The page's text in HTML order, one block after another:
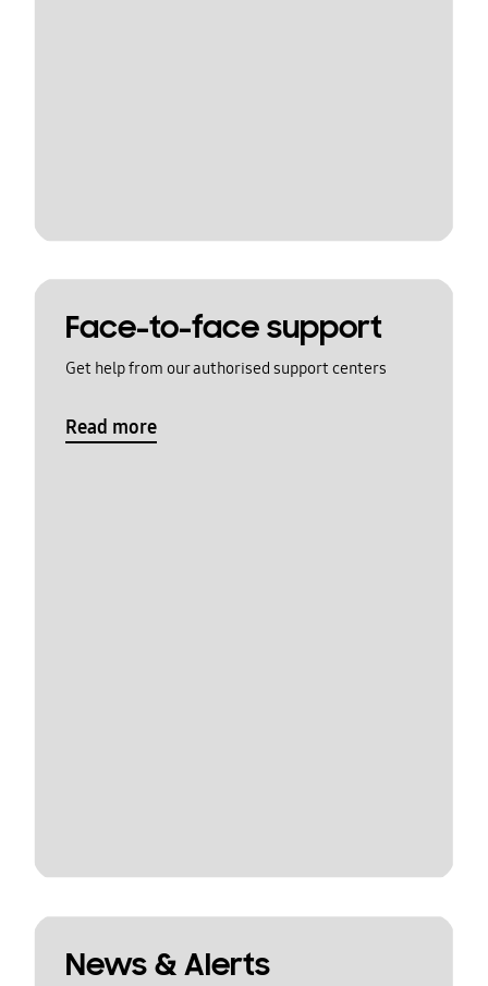
Face-to-face support
Get help from our authorised support centers
Read more
News & Alerts